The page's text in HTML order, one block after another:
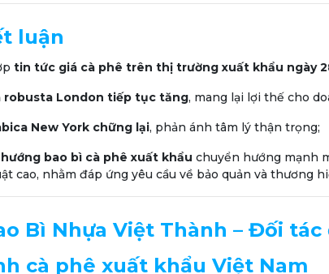
luận
tin tức giá cà phê trên thị trường xuất khẩu ngày
robusta London tiếp tục tăng, mang lại lợi thế cho
New York chững lại, phản ánh tâm lý thận trọng;
bao bì cà phê xuất khẩu chuyển hướng mạnh
cao, nhằm đáp ứng yêu cầu về bảo quản và thương
Bì Nhựa Việt Thành – Đối
cà phê xuất khẩu Việt Nam